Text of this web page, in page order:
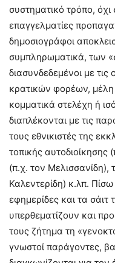
συστηματικό τρόπο,
επαγγελματίες
δημοσιογράφοι
συμπληρωματικά, των
διασυνδεδεμένοι με
κρατικών φορέων,
κομματικά στελέχη ή
διαπλέκονται με τις
τους εθνικιστές της
τοπικής
(π.χ. τον
Καλεντερίδη) κ.λπ.
εφημερίδες και τα
υπερθεματίζουν και
τους ζήτημα τη
γνωστοί παράγοντες,